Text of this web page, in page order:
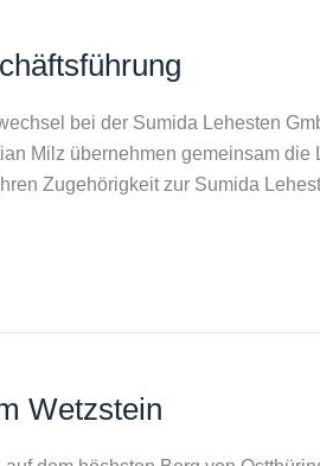
bei der Sumida Lehesten
Milz übernehmen gemeinsam
Zugehörigkeit zur Sumida
Wetzstein